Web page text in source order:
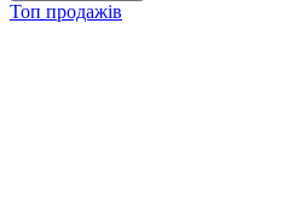
Топ продажів